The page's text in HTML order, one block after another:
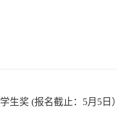
学生奖 (报名截止：5月5日）